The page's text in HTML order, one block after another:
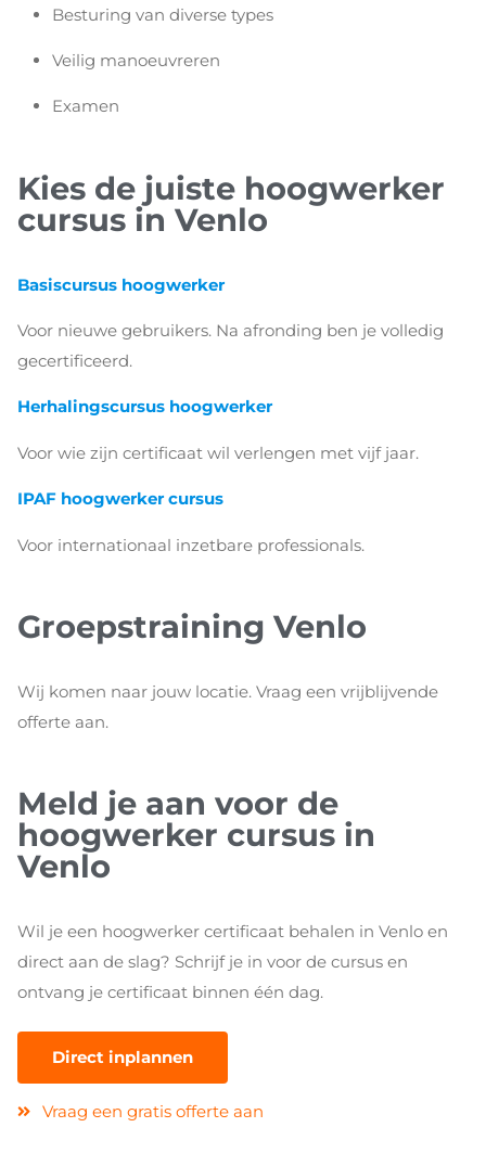
Besturing van diverse types
Veilig manoeuvreren
Examen
Kies de juiste hoogwerker
cursus in Venlo
Basiscursus hoogwerker
Voor nieuwe gebruikers. Na afronding ben je volledig
gecertificeerd.
Herhalingscursus hoogwerker
Voor wie zijn certificaat wil verlengen met vijf jaar.
IPAF hoogwerker cursus
Voor internationaal inzetbare professionals.
Groepstraining Venlo
Wij komen naar jouw locatie. Vraag een vrijblijvende
offerte aan.
Meld je aan voor de
hoogwerker cursus in
Venlo
Wil je een hoogwerker certificaat behalen in Venlo en
direct aan de slag? Schrijf je in voor de cursus en
ontvang je certificaat binnen één dag.
Direct inplannen
Vraag een gratis offerte aan